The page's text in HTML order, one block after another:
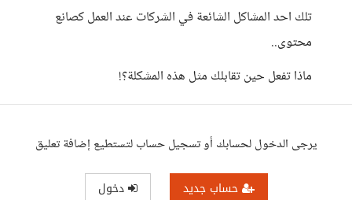
تلك احد المشاكل الشائعة في الشركات عند العمل كصانع
محتوى..
ماذا تفعل حين تقابلك مثل هذه المشكلة؟!
يرجى الدخول لحسابك أو تسجيل حساب لتستطيع إضافة تعليق
حساب جديد دخول